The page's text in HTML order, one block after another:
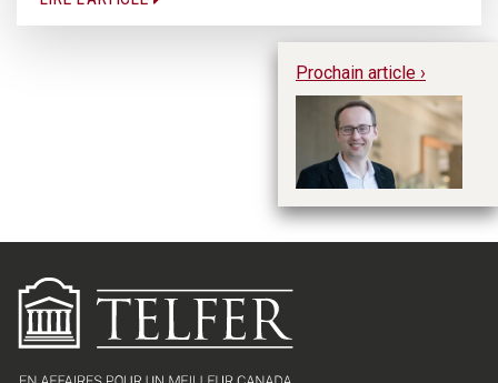
Prochain article ›